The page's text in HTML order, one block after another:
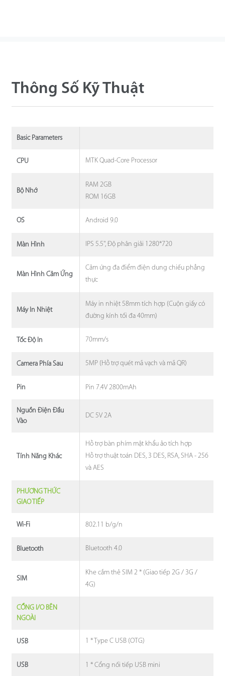
Thông Số Kỹ Thuật
Basic Parameters
CPU MTK Quad-Core Processor
Bộ Nhớ
RAM 2GB
ROM 16GB
OS Android 9.0
Màn Hình IPS 5.5'', Độ phân giải 1280*720
Màn Hình Cảm Ứng
Cảm ứng đa điểm điện dung chiếu phẳng
thực
Máy In Nhiệt
Máy in nhiệt 58mm tích hợp (Cuộn giấy có
đường kính tối đa 40mm)
Tốc Độ In 70mm/s
Camera Phía Sau 5MP (Hỗ trợ quét mã vạch và mã QR)
Pin Pin 7.4V 2800mAh
Nguồn Điện Đầu
Vào
DC 5V 2A
Tính Năng Khác
Hỗ trợ bàn phím mật khẩu ảo tích hợp
Hỗ trợ thuật toán DES, 3 DES, RSA, SHA - 256
và AES
PHƯƠNG THỨC
GIAO TIẾP
Wi-Fi 802.11 b/g/n
Bluetooth Bluetooth 4.0
SIM
Khe cắm thẻ SIM 2 * (Giao tiếp 2G / 3G /
4G)
CỔNG I/O BÊN
NGOÀI
USB 1 * Type C USB (OTG)
USB 1 * Cổng nối tiếp USB mini